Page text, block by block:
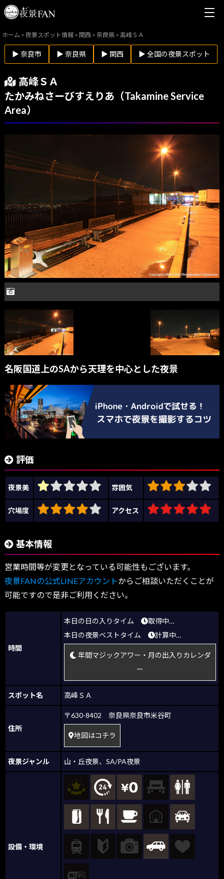
ホーム >夜景スポット情報 > 関西 >奈良県 >高峰ＳＡ
▶ 奈良市 ▶ 奈良県 ▶ 関西 ▶ 全国の夜景スポット
高峰ＳＡ
たかみねさーびすえりあ（Takamine Service
Area）
名阪国道上のSAから天理を中心とした夜景
評価
夜景美 雰囲気
穴場度 アクセス
基本情報
営業時間等が変更となっている可能性もございます。
夜景FANの公式LINEアカウントからご相談いただくことが
可能ですので是非ご利用ください。
時間
本日の日の入りタイム
取得中…
本日の夜景ベストタイム
計算中…
年間マジックアワー・月の出入りカレンダ
ー
スポット名 高峰ＳＡ
住所
〒630-8402 奈良県奈良市米谷町
地図はコチラ
夜景ジャンル 山・丘夜景、 SA/PA夜景
設備・環境